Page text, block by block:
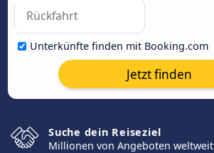
Unterkünfte finden mit Booking.com
Jetzt finden
Suche dein Reiseziel
Millionen von Angeboten weltweit